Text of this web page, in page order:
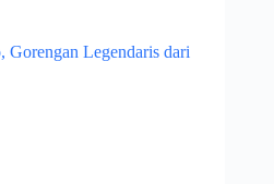
Gorengan Legendaris dari